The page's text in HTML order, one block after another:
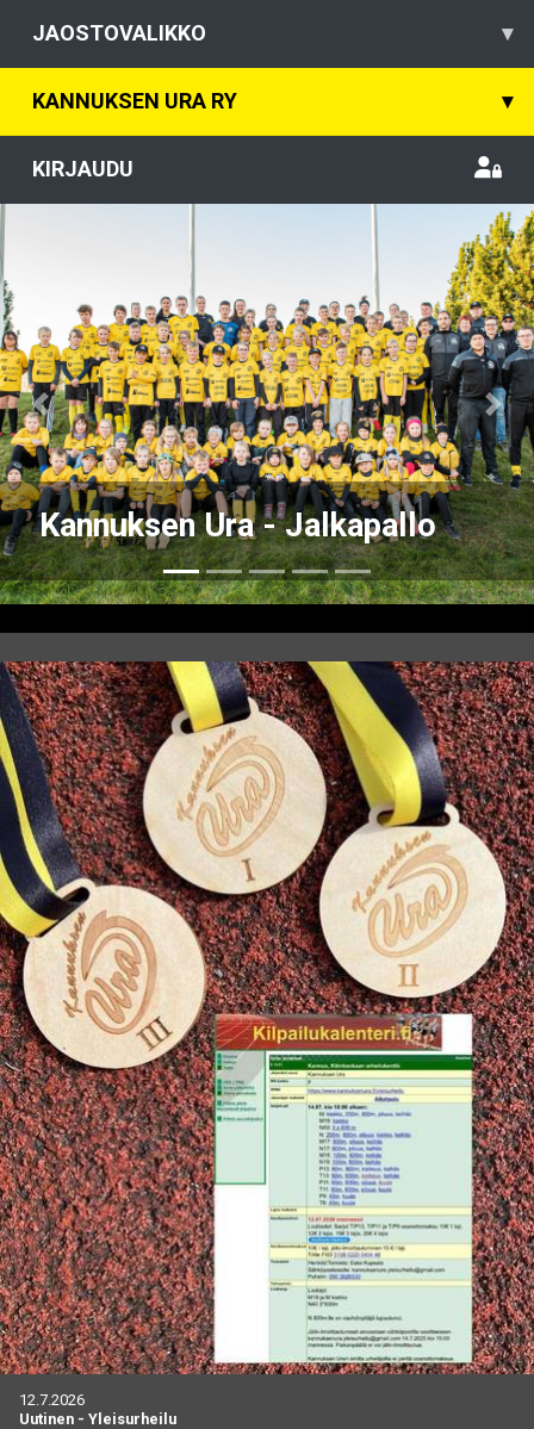
JAOSTOVALIKKO ▾
KANNUKSEN URA RY ▾
KIRJAUDU
Kannuksen Ura - Jalkapallo
Previous
12.7.2026
Uutinen - Yleisurheilu